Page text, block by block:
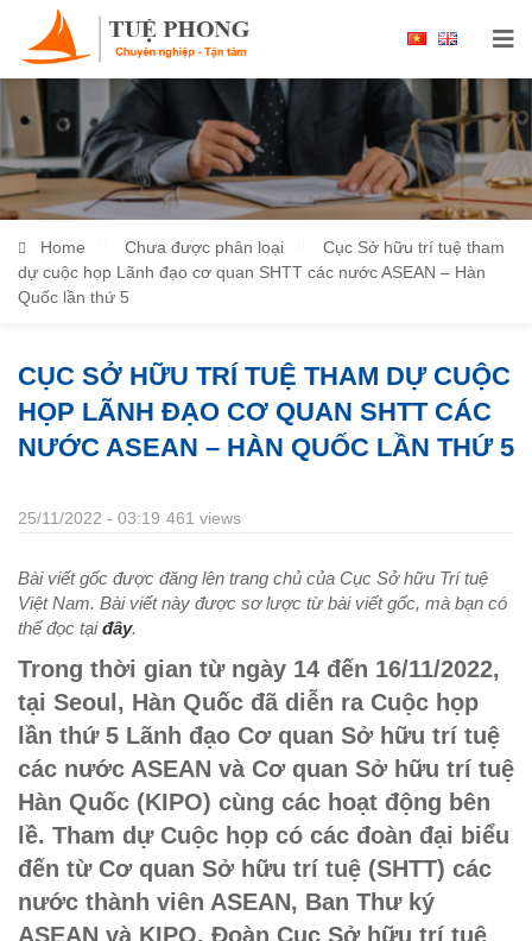
Home Chưa được phân loại
Cục Sở hữu trí tuệ tham
dự cuộc họp Lãnh đạo cơ quan SHTT các nước ASEAN – Hàn
Quốc lần thứ 5
CỤC SỞ HỮU TRÍ TUỆ THAM DỰ CUỘC
HỌP LÃNH ĐẠO CƠ QUAN SHTT CÁC
NƯỚC ASEAN – HÀN QUỐC LẦN THỨ 5
25/11/2022 - 03:19 461 views
Bài viết gốc được đăng lên trang chủ của Cục Sở hữu Trí tuệ
Việt Nam. Bài viết này được sơ lược từ bài viết gốc, mà bạn có
thể đọc tạiđây.
Trong thời gian từ ngày 14 đến 16/11/2022,
tại Seoul, Hàn Quốc đã diễn ra Cuộc họp
lần thứ 5 Lãnh đạo Cơ quan Sở hữu trí tuệ
các nước ASEAN và Cơ quan Sở hữu trí tuệ
Hàn Quốc (KIPO) cùng các hoạt động bên
lề. Tham dự Cuộc họp có các đoàn đại biểu
đến từ Cơ quan Sở hữu trí tuệ (SHTT) các
nước thành viên ASEAN, Ban Thư ký
ASEAN và KIPO. Đoàn Cục Sở hữu trí tuệ